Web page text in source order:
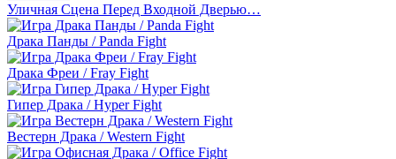
Уличная Сцена Перед Входной Дверью…
Драка Панды / Panda Fight
Драка Фреи / Fray Fight
Гипер Драка / Hyper Fight
Вестерн Драка / Western Fight